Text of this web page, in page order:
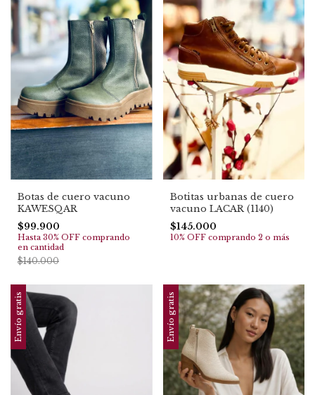
Botas de cuero vacuno
KAWESQAR
$99.900
Hasta 30% OFF comprando
en cantidad
$140.000
Botitas urbanas de cuero
vacuno LACAR (1140)
$145.000
10% OFF comprando 2 o más
Envío gratis Envío gratis